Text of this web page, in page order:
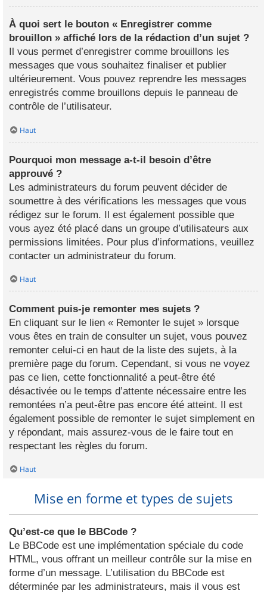
À quoi sert le bouton « Enregistrer comme
brouillon » affiché lors de la rédaction d’un sujet ?
Il vous permet d’enregistrer comme brouillons les
messages que vous souhaitez finaliser et publier
ultérieurement. Vous pouvez reprendre les messages
enregistrés comme brouillons depuis le panneau de
contrôle de l’utilisateur.
Haut
Pourquoi mon message a-t-il besoin d’être
approuvé ?
Les administrateurs du forum peuvent décider de
soumettre à des vérifications les messages que vous
rédigez sur le forum. Il est également possible que
vous ayez été placé dans un groupe d’utilisateurs aux
permissions limitées. Pour plus d’informations, veuillez
contacter un administrateur du forum.
Haut
Comment puis-je remonter mes sujets ?
En cliquant sur le lien « Remonter le sujet » lorsque
vous êtes en train de consulter un sujet, vous pouvez
remonter celui-ci en haut de la liste des sujets, à la
première page du forum. Cependant, si vous ne voyez
pas ce lien, cette fonctionnalité a peut-être été
désactivée ou le temps d’attente nécessaire entre les
remontées n’a peut-être pas encore été atteint. Il est
également possible de remonter le sujet simplement en
y répondant, mais assurez-vous de le faire tout en
respectant les règles du forum.
Haut
Mise en forme et types de sujets
Qu’est-ce que le BBCode ?
Le BBCode est une implémentation spéciale du code
HTML, vous offrant un meilleur contrôle sur la mise en
forme d’un message. L’utilisation du BBCode est
déterminée par les administrateurs, mais il vous est